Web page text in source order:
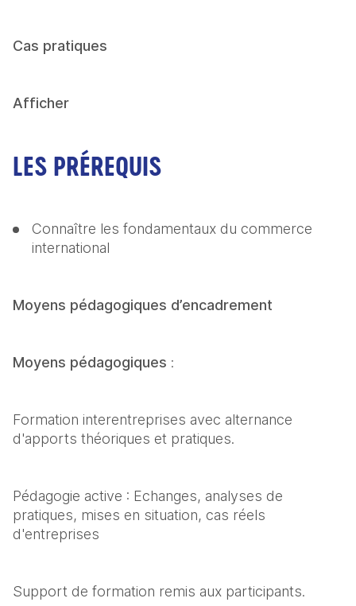
Cas pratiques
Afficher
LES PRÉREQUIS
Connaître les fondamentaux du commerce
international
Moyens pédagogiques d’encadrement
Moyens pédagogiques :
Formation interentreprises avec alternance
d'apports théoriques et pratiques.
Pédagogie active : Echanges, analyses de
pratiques, mises en situation, cas réels
d'entreprises
Support de formation remis aux participants.